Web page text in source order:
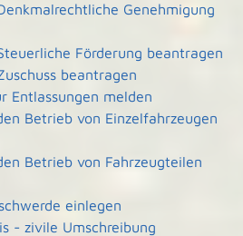
Genehmigung
Förderung beantragen
beantragen
Entlassungen melden
Betrieb von Einzelfahrzeugen
Betrieb von Fahrzeugteilen
einlegen
- zivile Umschreibung